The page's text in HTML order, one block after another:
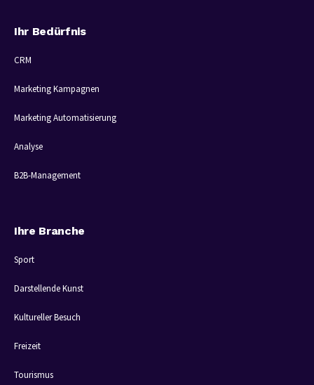
Ihr Bedürfnis
CRM
Marketing Kampagnen
Marketing Automatisierung
Analyse
B2B-Management
Ihre Branche
Sport
Darstellende Kunst
Kultureller Besuch
Freizeit
Tourismus